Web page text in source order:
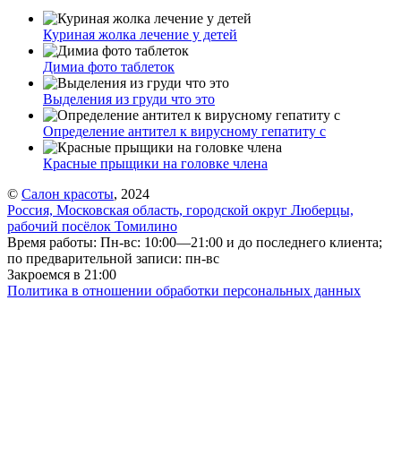
Куриная жолка лечение у детей
Димиа фото таблеток
Выделения из груди что это
Определение антител к вирусному гепатиту с
Красные прыщики на головке члена
© Салон красоты, 2024
Россия, Московская область, городской округ Люберцы,
рабочий посёлок Томилино
Время работы: Пн-вс: 10:00—21:00 и до последнего клиента;
по предварительной записи: пн-вс
Закроемся в 21:00
Политика в отношении обработки персональных данных